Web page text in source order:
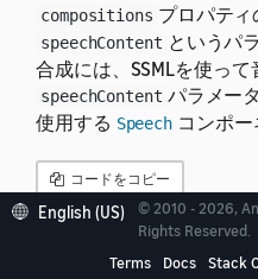
compositions プロパティ
speechContent というパ
合成には、SSMLを使っ
speechContent パラメー
使用する Speech コンポー
コードをコピー
English (US)
© 2010 - 2026,
Rights Reserved.
Terms
Docs Stack